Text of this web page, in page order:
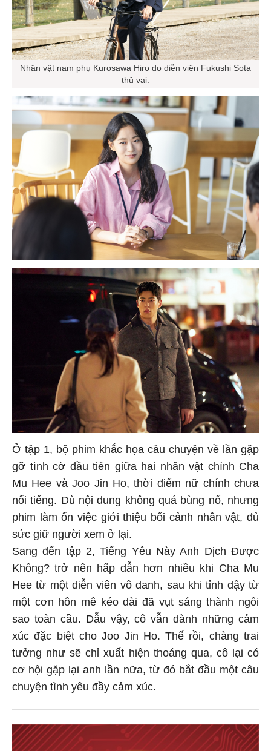
Nhân vật nam phụ Kurosawa Hiro do diễn viên Fukushi Sota
thủ vai.
Ở tập 1, bộ phim khắc họa câu chuyện về lần gặp
gỡ tình cờ đầu tiên giữa hai nhân vật chính Cha
Mu Hee và Joo Jin Ho, thời điểm nữ chính chưa
nổi tiếng. Dù nội dung không quá bùng nổ, nhưng
phim làm ổn việc giới thiệu bối cảnh nhân vật, đủ
sức giữ người xem ở lại.
Sang đến tập 2, Tiếng Yêu Này Anh Dịch Được
Không? trở nên hấp dẫn hơn nhiều khi Cha Mu
Hee từ một diễn viên vô danh, sau khi tỉnh dậy từ
một cơn hôn mê kéo dài đã vụt sáng thành ngôi
sao toàn cầu. Dẫu vậy, cô vẫn dành những cảm
xúc đặc biệt cho Joo Jin Ho. Thế rồi, chàng trai
tưởng như sẽ chỉ xuất hiện thoáng qua, cô lại có
cơ hội gặp lại anh lần nữa, từ đó bắt đầu một câu
chuyện tình yêu đầy cảm xúc.